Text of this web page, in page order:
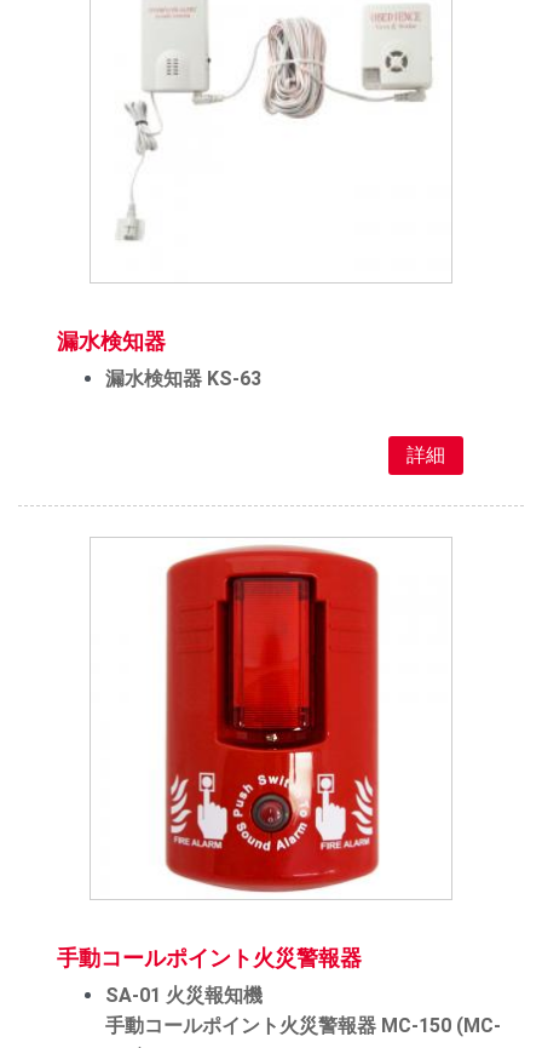
漏水検知器
漏水検知器 KS-63
詳細
手動コールポイント火災警報器
SA-01 火災報知機
手動コールポイント火災警報器 MC-150 (MC-